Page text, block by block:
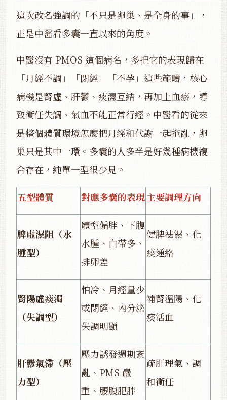
這次改名強調的「不只是卵巢、是全身的事」，
正是中醫看多囊一直以來的角度。
中醫沒有 PMOS 這個病名，多把它的表現歸在
「月經不調」「閉經」「不孕」這些範疇，核心
病機是腎虛、肝鬱、痰濕互結，再加上血瘀，導
致衝任失調、氣血不能正常行經。中醫看的從來
是整個體質環境怎麼把月經和代謝一起拖亂，卵
巢只是其中一環。多囊的人多半是好幾種病機複
合存在，純單一型很少見。
五型體質 對應多囊的表現主要調理方向
脾虛濕阻（水
腫型）
體型偏胖、下腹
水腫、白帶多、
排卵差
健脾祛濕、化
痰通絡
腎陽虛痰濁
（失調型）
怕冷、月經量少
或閉經、內分泌
失調明顯
補腎溫陽、化
痰活血
肝鬱氣滯（壓
力型）
壓力誘發週期紊
亂、PMS 嚴
重、腰腹肥胖
疏肝理氣、調
和衝任